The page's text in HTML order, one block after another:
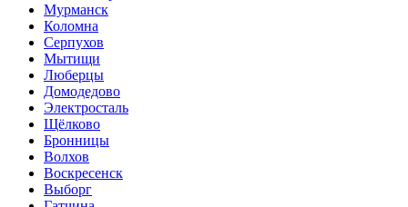
Мурманск
Коломна
Серпухов
Мытищи
Люберцы
Домодедово
Электросталь
Щёлково
Бронницы
Волхов
Воскресенск
Выборг